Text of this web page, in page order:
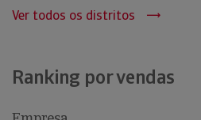
Ver todos os distritos
Ranking por vendas